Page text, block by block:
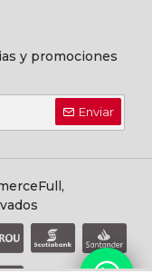
y promociones
Enviar